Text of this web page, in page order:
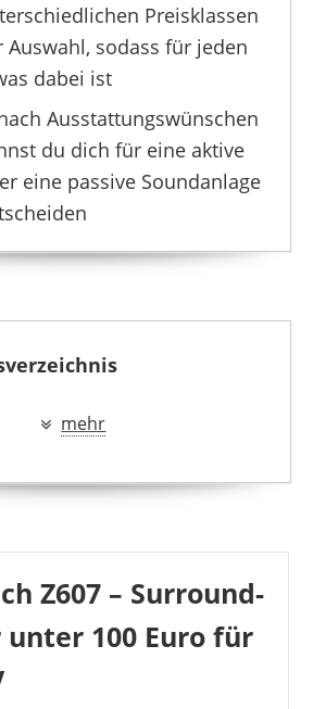
SONY
329,99 € *
Preisklassen
Auswahl, sodass für jeden
dabei ist
Ausstattungswünschen
du dich für eine aktive
eine passive Soundanlage
mehr
Z607 – Surround-
unter 100 Euro für